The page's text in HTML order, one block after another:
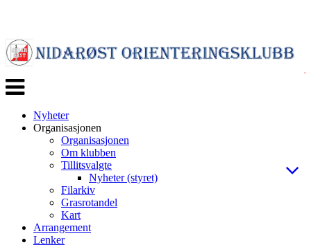
Veksle
navigasjon
Nyheter
Organisasjonen
Organisasjonen
Om klubben
Tillitsvalgte
Nyheter (styret)
Filarkiv
Grasrotandel
Kart
Arrangement
Lenker